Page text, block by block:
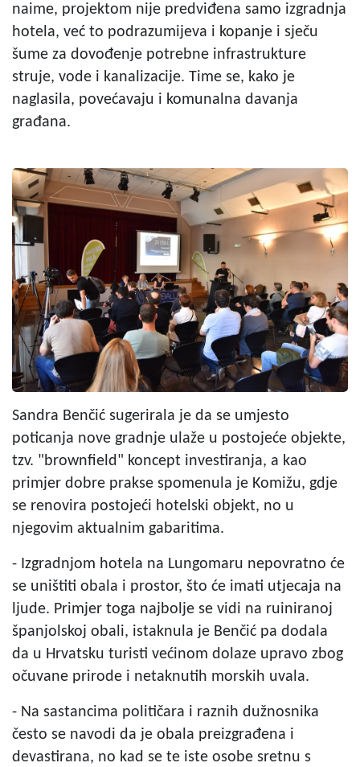
naime, projektom nije predviđena samo izgradnja
hotela, već to podrazumijeva i kopanje i sječu
šume za dovođenje potrebne infrastrukture
struje, vode i kanalizacije. Time se, kako je
naglasila, povećavaju i komunalna davanja
građana.
Sandra Benčić sugerirala je da se umjesto
poticanja nove gradnje ulaže u postojeće objekte,
tzv. "brownfield" koncept investiranja, a kao
primjer dobre prakse spomenula je Komižu, gdje
se renovira postojeći hotelski objekt, no u
njegovim aktualnim gabaritima.
- Izgradnjom hotela na Lungomaru nepovratno će
se uništiti obala i prostor, što će imati utjecaja na
ljude. Primjer toga najbolje se vidi na ruiniranoj
španjolskoj obali, istaknula je Benčić pa dodala
da u Hrvatsku turisti većinom dolaze upravo zbog
očuvane prirode i netaknutih morskih uvala.
- Na sastancima političara i raznih dužnosnika
često se navodi da je obala preizgrađena i
devastirana, no kad se te iste osobe sretnu s